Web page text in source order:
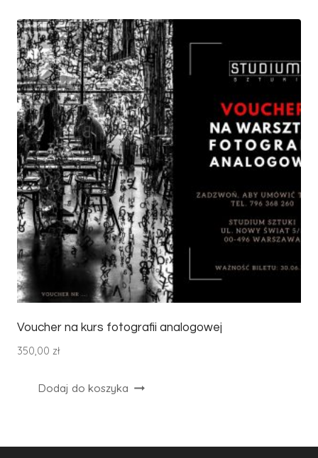
Voucher na kurs fotografii analogowej
350,00 zł
Dodaj do koszyka